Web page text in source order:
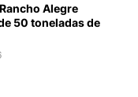
Alegre
50 toneladas de